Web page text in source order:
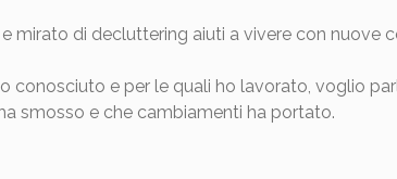
mirato di decluttering aiuti a vivere con nuove
conosciuto e per le quali ho lavorato, voglio
smosso e che cambiamenti ha portato.